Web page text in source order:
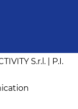
S.r.l. | P.I.